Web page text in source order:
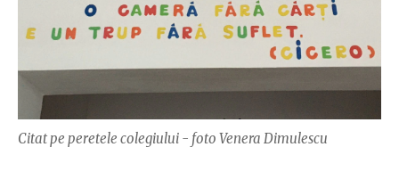
Citat pe peretele colegiului - foto Venera Dimulescu